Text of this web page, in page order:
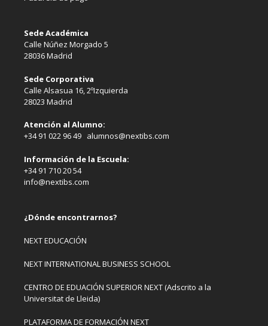
Sede Académica
Calle Núñez Morgado 5
28036 Madrid
Sede Corporativa
Calle Alsasua 16, 2ºIzquierda
28023 Madrid
Atención al Alumno:
+34 91 022 96 49 alumnos@nextibs.com
Información de la Escuela:
+34 91 710 20 54
info@nextibs.com
¿Dónde encontrarnos?
NEXT EDUCACIÓN
NEXT INTERNATIONAL BUSINESS SCHOOL
CENTRO DE EDUACIÓN SUPERIOR NEXT (Adscrito a la
Universitat de Lleida)
PLATAFORMA DE FORMACIÓN NEXT